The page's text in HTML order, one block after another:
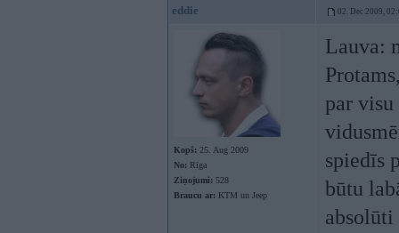
eddie 02. Dec 2009,
Kopš: 25. Aug 2009
No: Rīga
Ziņojumi: 528
Braucu ar: KTM un Jeep
Lauva:
par visu
spiedīs
būtu